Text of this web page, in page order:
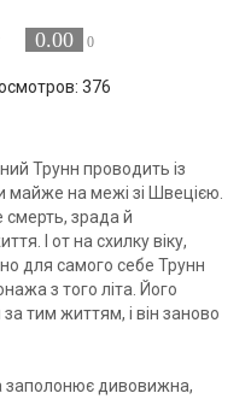
0.00 0
376
Трунн проводить із
майже на межі зі Швецією.
смерть, зрада й
І от на схилку віку,
для самого себе Трунн
з того літа. Його
тим життям, і він заново
заполонює дивовижна,